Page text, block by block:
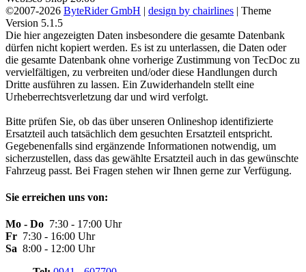
©2007-2026 ByteRider GmbH | design by chairlines | Theme
Version 5.1.5
Die hier angezeigten Daten insbesondere die gesamte Datenbank
dürfen nicht kopiert werden. Es ist zu unterlassen, die Daten oder
die gesamte Datenbank ohne vorherige Zustimmung von TecDoc zu
vervielfältigen, zu verbreiten und/oder diese Handlungen durch
Dritte ausführen zu lassen. Ein Zuwiderhandeln stellt eine
Urheberrechtsverletzung dar und wird verfolgt.
Bitte prüfen Sie, ob das über unseren Onlineshop identifizierte
Ersatzteil auch tatsächlich dem gesuchten Ersatzteil entspricht.
Gegebenenfalls sind ergänzende Informationen notwendig, um
sicherzustellen, dass das gewählte Ersatzteil auch in das gewünschte
Fahrzeug passt. Bei Fragen stehen wir Ihnen gerne zur Verfügung.
Sie erreichen uns von:
Mo - Do 7:30 - 17:00 Uhr
Fr 7:30 - 16:00 Uhr
Sa 8:00 - 12:00 Uhr